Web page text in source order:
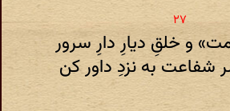
و خلقِ دیارِ دارِ سرور
شفاعت به نزدِ داور کن